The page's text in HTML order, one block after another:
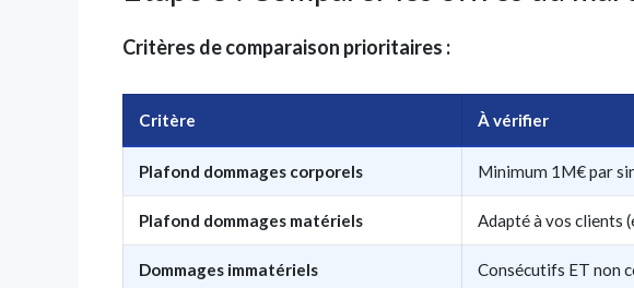
Critères de comparaison prioritaires :
Critère À vérifier
Plafond dommages corporels Minimum 1M€ par
Plafond dommages matériels Adapté à vos clients
Dommages immatériels Consécutifs ET non